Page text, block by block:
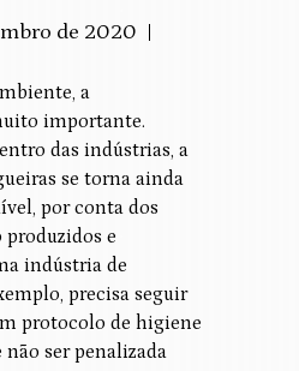
de 2020
a
importante.
das indústrias, a
se torna ainda
por conta dos
produzidos e
indústria de
precisa seguir
protocolo de higiene
não ser penalizada